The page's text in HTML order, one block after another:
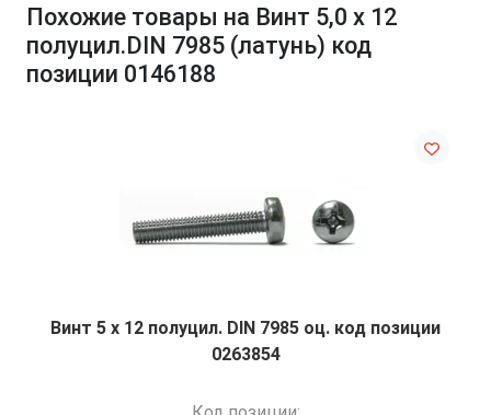
Похожие товары на Винт 5,0 х 12
полуцил.DIN 7985 (латунь) код
позиции 0146188
Винт 5 х 12 полуцил. DIN 7985 оц. код позиции
0263854